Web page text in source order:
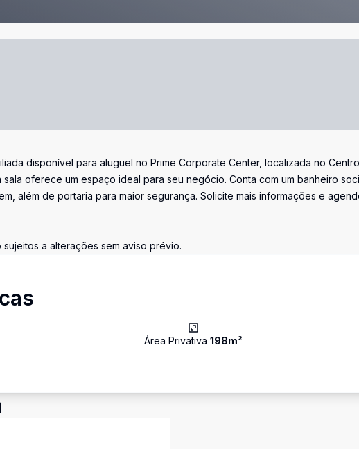
disponível para aluguel no Prime Corporate Center, localizada no
sala oferece um espaço ideal para seu negócio. Conta com um banheiro
além de portaria para maior segurança. Solicite mais informações e
a alterações sem aviso prévio.
Área Privativa198m²